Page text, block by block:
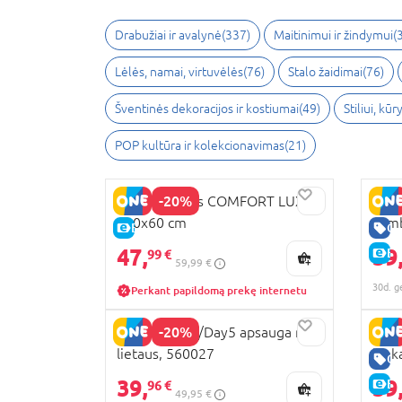
Drabužiai ir avalynė(337) Maitinimui ir žindymui(
Lėlės, namai, virtuvėlės(76) Stalo žaidimai(76)
Šventinės dekoracijos ir kostiumai(49) Stiliui,
POP kultūra ir kolekcionavimas(21)
-20%
E-KAINA
MILLI čiužinys COMFORT LUX,
120x60 cm
47,99 €
59,99 €
Perkant papildomą prekę internetu
E-
39,
30d.
-20%
JOOLZ Geo3/Day5 apsauga nuo
lietaus, 560027
39,96 €
49,95 €
E-
39,